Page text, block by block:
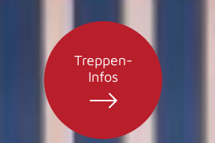
Treppen-
Infos